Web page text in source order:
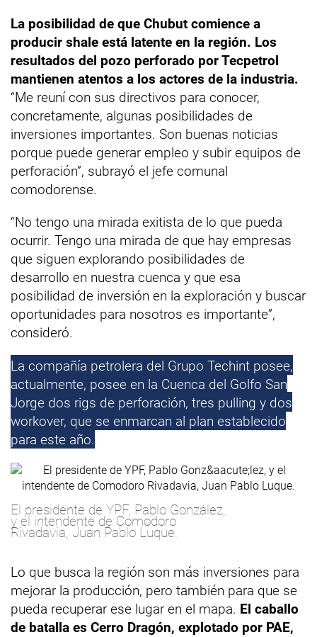
La posibilidad de que Chubut comience a
producir shale está latente en la región. Los
resultados del pozo perforado por Tecpetrol
mantienen atentos a los actores de la industria.
“Me reuní con sus directivos para conocer,
concretamente, algunas posibilidades de
inversiones importantes. Son buenas noticias
porque puede generar empleo y subir equipos de
perforación”, subrayó el jefe comunal
comodorense.
“No tengo una mirada exitista de lo que pueda
ocurrir. Tengo una mirada de que hay empresas
que siguen explorando posibilidades de
desarrollo en nuestra cuenca y que esa
posibilidad de inversión en la exploración y buscar
oportunidades para nosotros es importante”,
consideró.
La compañía petrolera del Grupo Techint posee,
actualmente, posee en la Cuenca del Golfo San
Jorge dos rigs de perforación, tres pulling y dos
workover, que se enmarcan al plan establecido
para este año.
El presidente de YPF, Pablo González,
y el intendente de Comodoro
Rivadavia, Juan Pablo Luque.
Lo que busca la región son más inversiones para
mejorar la producción, pero también para que se
pueda recuperar ese lugar en el mapa. El caballo
de batalla es Cerro Dragón, explotado por PAE,